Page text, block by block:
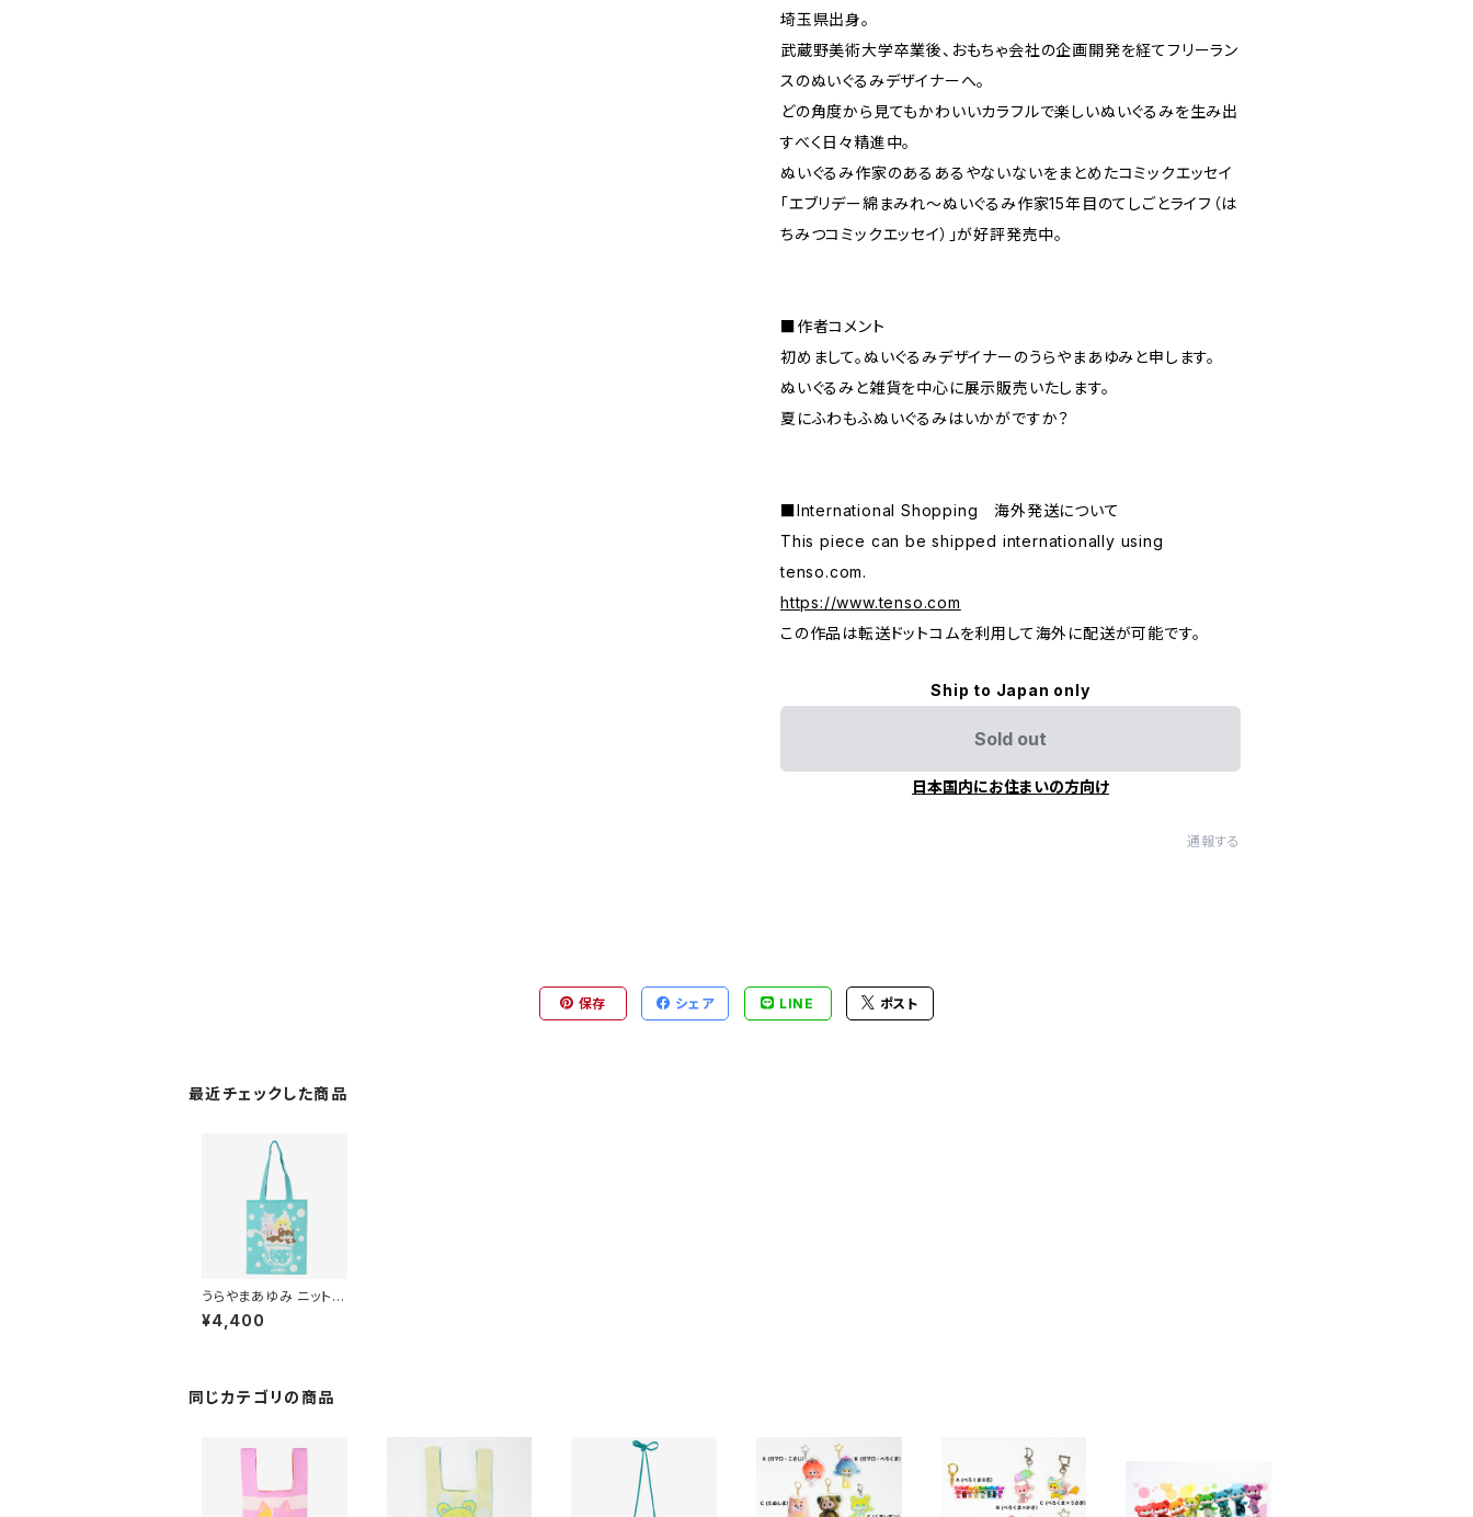
埼玉県出身。
武蔵野美術大学卒業後、おもちゃ会社の企画開発を経てフリーラン
スのぬいぐるみデザイナーへ。
どの角度から見てもかわいいカラフルで楽しいぬいぐるみを生み出
すべく日々精進中。
ぬいぐるみ作家のあるあるやないないをまとめたコミックエッセイ
「エブリデー綿まみれ～ぬいぐるみ作家15年目のてしごとライフ（は
ちみつコミックエッセイ）」が好評発売中。
■作者コメント
初めまして。ぬいぐるみデザイナーのうらやまあゆみと申します。
ぬいぐるみと雑貨を中心に展示販売いたします。
夏にふわもふぬいぐるみはいかがですか？
■International Shopping 海外発送について
This piece can be shipped internationally using
tenso.com.
https://www.tenso.com
この作品は転送ドットコムを利用して海外に配送が可能です。
Ship to Japan only
Sold out
日本国内にお住まいの方向け
通報する
保存 シェア LINE ポスト
最近チェックした商品
うらやまあゆみ ニットト
ートバッグ
¥4,400
同じカテゴリの商品